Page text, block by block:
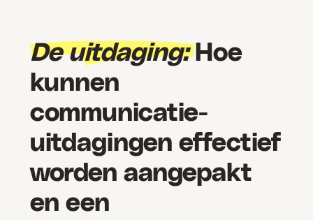
De uitdaging: Hoe
kunnen
communicatie-
uitdagingen effectief
worden aangepakt
en een